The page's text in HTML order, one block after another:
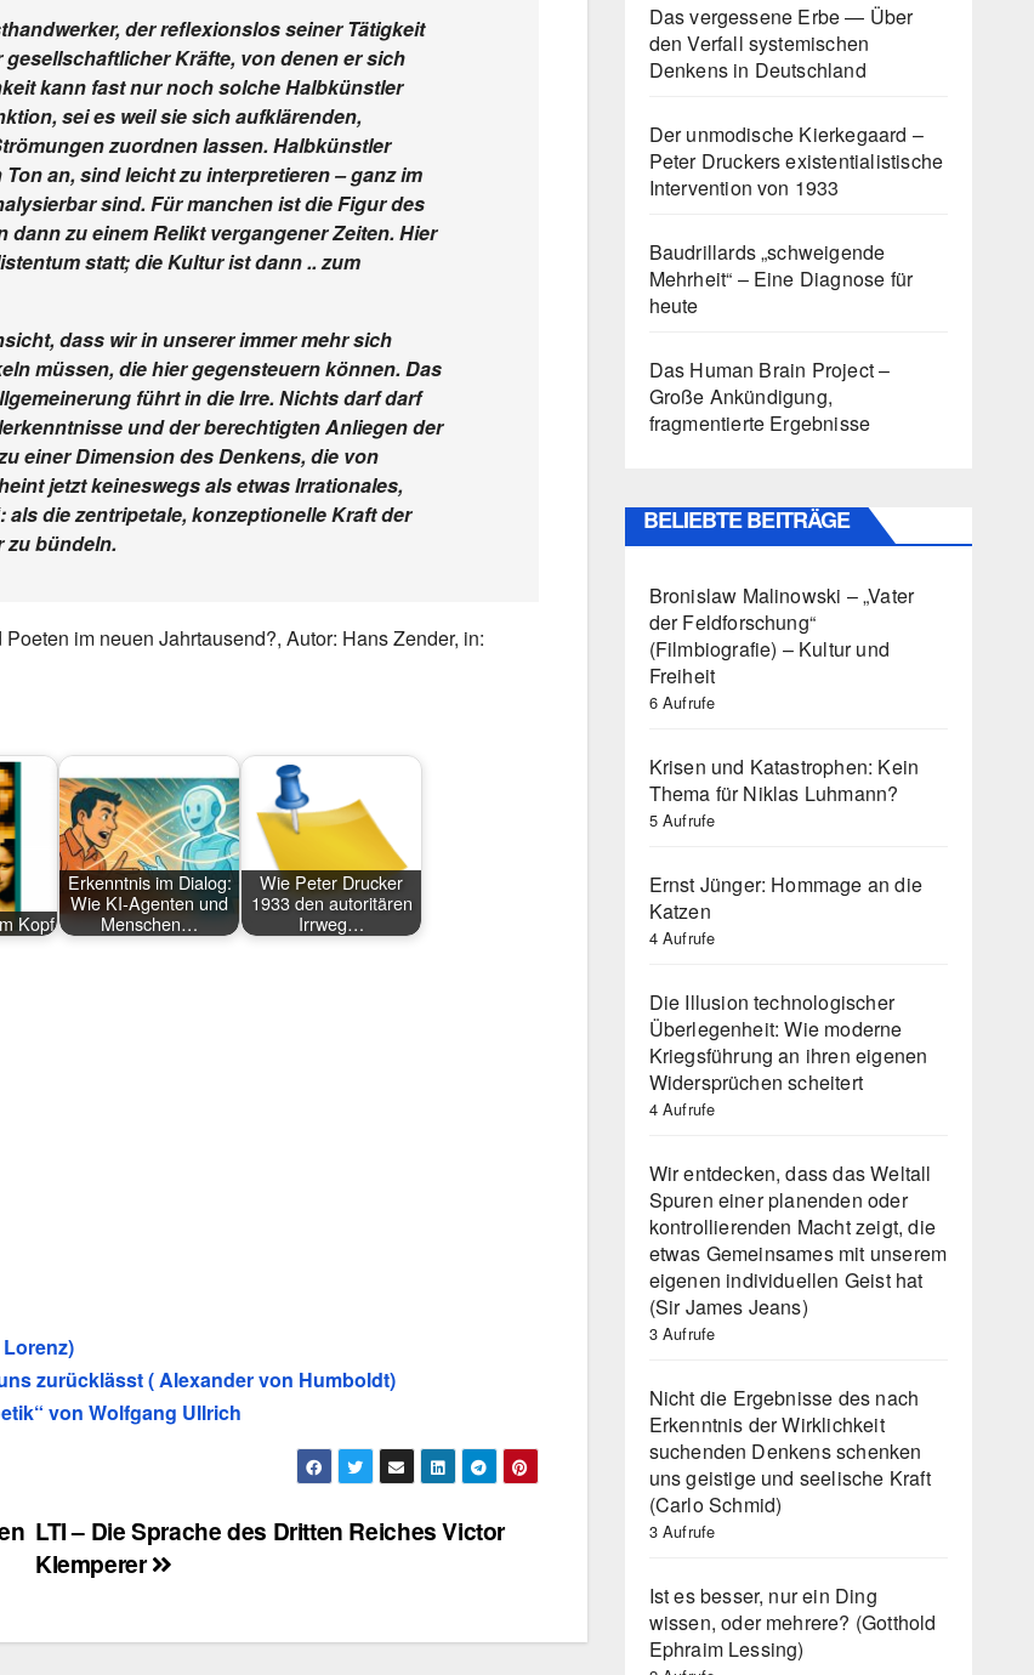
der reflexionslos seiner Tätigkeit
Kräfte, von denen er sich
kann fast nur noch solche Halbkünstler
sei es weil sie sich aufklärenden,
zuordnen lassen. Halbkünstler
an, sind leicht zu interpretieren – ganz im
sind. Für manchen ist die Figur des
zu einem Relikt vergangener Zeiten. Hier
statt; die Kultur ist dann .. zum
dass wir in unserer immer mehr sich
müssen, die hier gegensteuern können. Das
führt in die Irre. Nichts darf darf
und der berechtigten Anliegen der
einer Dimension des Denkens, die von
jetzt keineswegs als etwas Irrationales,
die zentripetale, konzeptionelle Kraft der
zu bündeln.
im neuen Jahrtausend?, Autor: Hans Zender, in:
Kopf
Erkenntnis im Dialog:
Wie KI-Agenten und
Menschen…
Wie Peter Drucker
1933 den autoritären
Irrweg…
zurücklässt ( Alexander von Humboldt)
von Wolfgang Ullrich
LTI – Die Sprache des Dritten Reiches Victor
Klemperer
Das vergessene Erbe — Über
den Verfall systemischen
Denkens in Deutschland
Der unmodische Kierkegaard –
Peter Druckers existentialistische
Intervention von 1933
Baudrillards „schweigende
Mehrheit“ – Eine Diagnose für
heute
Das Human Brain Project –
Große Ankündigung,
fragmentierte Ergebnisse
BELIEBTE BEITRÄGE
Bronislaw Malinowski – „Vater
der Feldforschung“
(Filmbiografie) – Kultur und
Freiheit
6 Aufrufe
Krisen und Katastrophen: Kein
Thema für Niklas Luhmann?
5 Aufrufe
Ernst Jünger: Hommage an die
Katzen
4 Aufrufe
Die Illusion technologischer
Überlegenheit: Wie moderne
Kriegsführung an ihren eigenen
Widersprüchen scheitert
4 Aufrufe
Wir entdecken, dass das Weltall
Spuren einer planenden oder
kontrollierenden Macht zeigt, die
etwas Gemeinsames mit unserem
eigenen individuellen Geist hat
(Sir James Jeans)
3 Aufrufe
Nicht die Ergebnisse des nach
Erkenntnis der Wirklichkeit
suchenden Denkens schenken
uns geistige und seelische Kraft
(Carlo Schmid)
3 Aufrufe
Ist es besser, nur ein Ding
wissen, oder mehrere? (Gotthold
Ephraim Lessing)